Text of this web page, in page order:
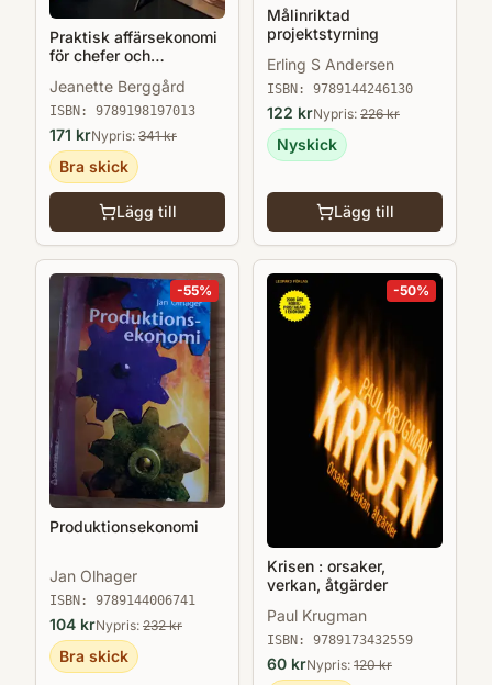
Praktisk affärsekonomi
för chefer och
Jeanette Berggård
ISBN: 9789198197013
171 krNypris: 341kr
Bra skick
Lägg till
Målinriktad
projektstyrning
Erling S Andersen
ISBN: 9789144246130
122 krNypris: 226kr
Nyskick
Lägg till
-55%
Produktionsekonomi
Jan Olhager
ISBN: 9789144006741
104 krNypris: 232kr
Bra skick
-50%
Krisen : orsaker,
verkan, åtgärder
Paul Krugman
ISBN: 9789173432559
60 krNypris: 120kr